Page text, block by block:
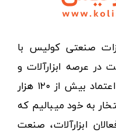
صنعتی کولیس با
۱۰ سال فعالیت در عرصه ابزارآلات و
کالاهای صنعتی توانسته مورد اعتماد بیش از ۱۲۰ هزار
به خود میبالیم که
ابزارآلات، صنعت